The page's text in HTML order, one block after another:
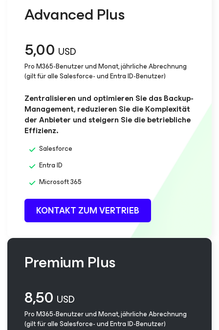
Advanced Plus
5,00 USD
Pro M365-Benutzer und Monat, jährliche Abrechnung
(gilt für alle Salesforce- und Entra ID-Benutzer)
Zentralisieren und optimieren Sie das Backup-
Management, reduzieren Sie die Komplexität
der Anbieter und steigern Sie die betriebliche
Effizienz.
Salesforce
Entra ID
Microsoft 365
KONTAKT ZUM VERTRIEB
Premium Plus
8,50 USD
Pro M365-Benutzer und Monat, jährliche Abrechnung
(gilt für alle Salesforce- und Entra ID-Benutzer)